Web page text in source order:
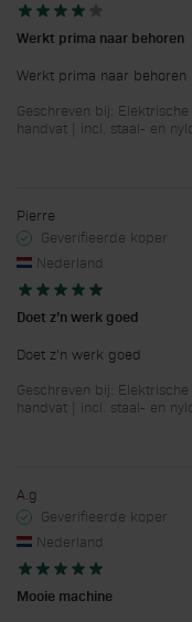
Werkt prima naar behoren
Werkt prima naar behoren
Geschreven bij:
handvat | incl. staal- en
Pierre
Geverifieerde koper
Nederland
Doet z’n werk goed
Doet z’n werk goed
Geschreven bij:
handvat | incl. staal- en
A.g
Geverifieerde koper
Nederland
Mooie machine